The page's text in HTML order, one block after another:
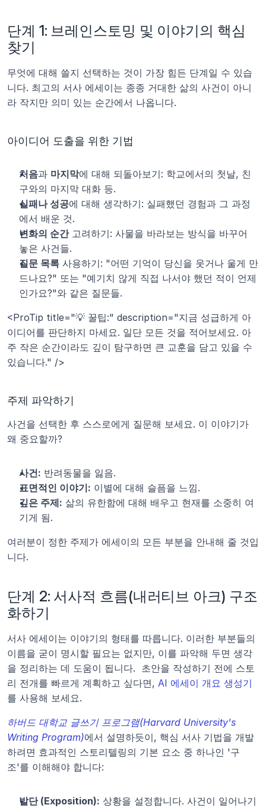
단계 1: 브레인스토밍 및 이야기의 핵심
찾기
무엇에 대해 쓸지 선택하는 것이 가장 힘든 단계일 수 있습
니다. 최고의 서사 에세이는 종종 거대한 삶의 사건이 아니
라 작지만 의미 있는 순간에서 나옵니다.
아이디어 도출을 위한 기법
처음과 마지막에 대해 되돌아보기: 학교에서의 첫날, 친
구와의 마지막 대화 등.
실패나 성공에 대해 생각하기: 실패했던 경험과 그 과정
에서 배운 것.
변화의 순간 고려하기: 사물을 바라보는 방식을 바꾸어
놓은 사건들.
질문 목록 사용하기: "어떤 기억이 당신을 웃거나 울게 만
드나요?" 또는 "예기치 않게 직접 나서야 했던 적이 언제
인가요?"와 같은 질문들.
<ProTip title="💡 꿀팁:" description="지금 성급하게 아
이디어를 판단하지 마세요. 일단 모든 것을 적어보세요. 아
주 작은 순간이라도 깊이 탐구하면 큰 교훈을 담고 있을 수
있습니다." />
주제 파악하기
사건을 선택한 후 스스로에게 질문해 보세요. 이 이야기가
왜 중요할까?
사건: 반려동물을 잃음.
표면적인 이야기: 이별에 대해 슬픔을 느낌.
깊은 주제: 삶의 유한함에 대해 배우고 현재를 소중히 여
기게 됨.
여러분이 정한 주제가 에세이의 모든 부분을 안내해 줄 것입
니다.
단계 2: 서사적 흐름(내러티브 아크) 구조
화하기
서사 에세이는 이야기의 형태를 따릅니다. 이러한 부분들의
이름을 굳이 명시할 필요는 없지만, 이를 파악해 두면 생각
을 정리하는 데 도움이 됩니다.  초안을 작성하기 전에 스토
리 전개를 빠르게 계획하고 싶다면, AI 에세이 개요 생성기
를 사용해 보세요.
하버드 대학교 글쓰기 프로그램(Harvard University's
Writing Program)에서 설명하듯이, 핵심 서사 기법을 개발
하려면 효과적인 스토리텔링의 기본 요소 중 하나인 '구
조'를 이해해야 합니다:
발단 (Exposition): 상황을 설정합니다. 사건이 일어나기